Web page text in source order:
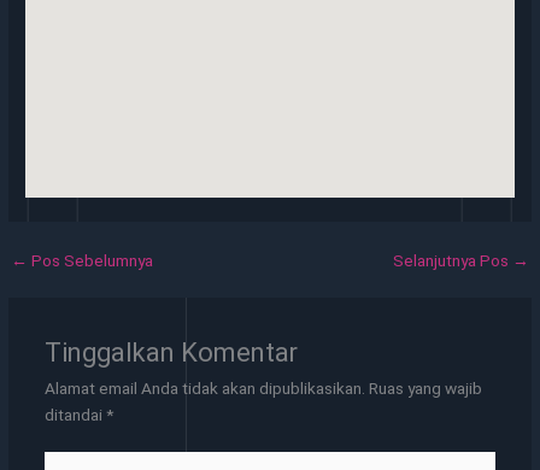
← Pos Sebelumnya Selanjutnya Pos →
Tinggalkan Komentar
Alamat email Anda tidak akan dipublikasikan. Ruas yang wajib
ditandai *